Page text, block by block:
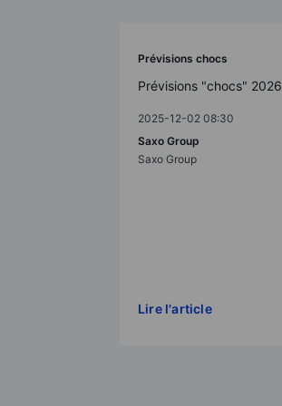
Prévisions chocs
Prévisions "chocs" 2026
2025-12-02 08:30
Saxo Group
Saxo Group
Lire l'article